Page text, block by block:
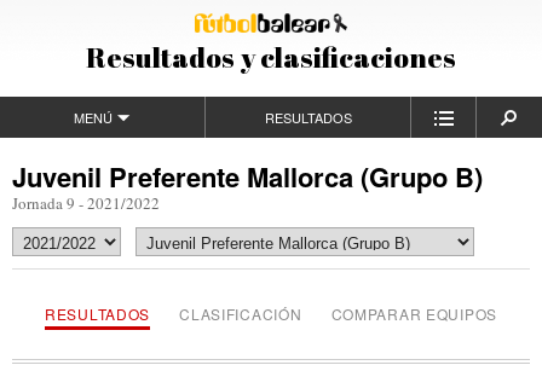
Resultados y clasificaciones
MENÚ RESULTADOS
Juvenil Preferente Mallorca (Grupo B)
Jornada 9 - 2021/2022
RESULTADOS CLASIFICACIÓN COMPARAR EQUIPOS